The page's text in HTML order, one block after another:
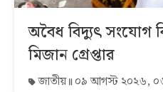
অবৈধ বিদ্যুৎ সংযোগ
মিজান গ্রেপ্তার
জাতীয় ০৯ আগস্ট ২০২৬,